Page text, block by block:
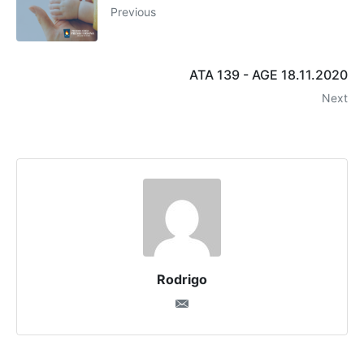
Previous
ATA 139 - AGE 18.11.2020
Next
Rodrigo